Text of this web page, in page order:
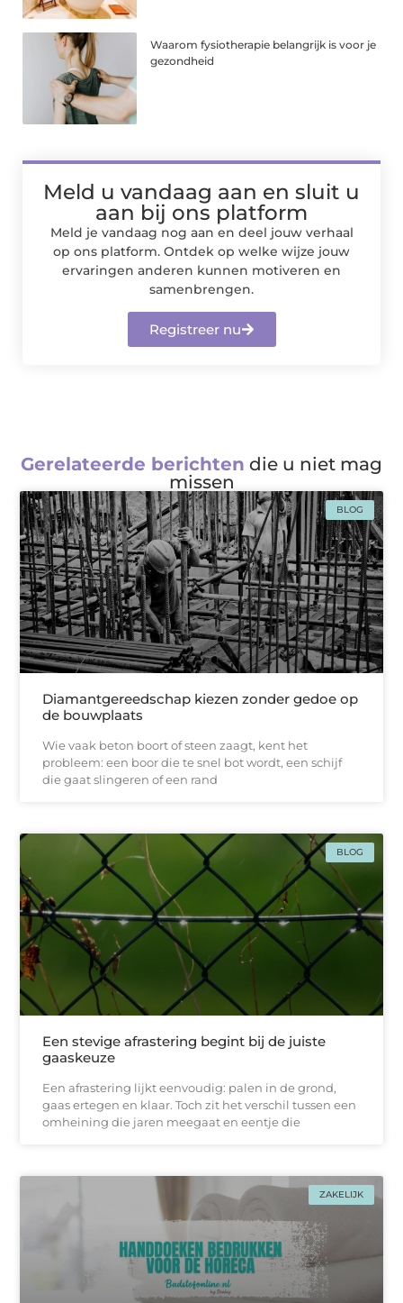
Waarom fysiotherapie belangrijk is voor je
gezondheid
Meld u vandaag aan en sluit u
aan bij ons platform
Meld je vandaag nog aan en deel jouw verhaal
op ons platform. Ontdek op welke wijze jouw
ervaringen anderen kunnen motiveren en
samenbrengen.
Registreer nu
Gerelateerde berichten die u niet mag
missen
BLOG
Diamantgereedschap kiezen zonder gedoe op
de bouwplaats
Wie vaak beton boort of steen zaagt, kent het
probleem: een boor die te snel bot wordt, een schijf
die gaat slingeren of een rand
BLOG
Een stevige afrastering begint bij de juiste
gaaskeuze
Een afrastering lijkt eenvoudig: palen in de grond,
gaas ertegen en klaar. Toch zit het verschil tussen een
omheining die jaren meegaat en eentje die
ZAKELIJK